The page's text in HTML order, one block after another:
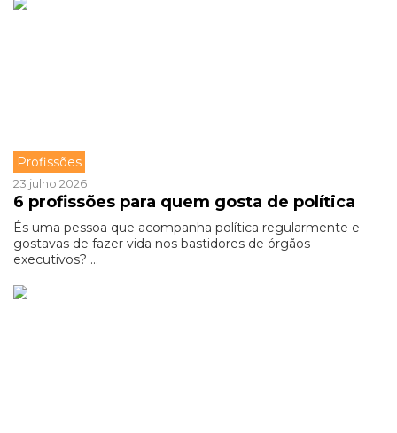
Profissões
23 julho 2026
6 profissões para quem gosta de política
És uma pessoa que acompanha política regularmente e
gostavas de fazer vida nos bastidores de órgãos
executivos? ...